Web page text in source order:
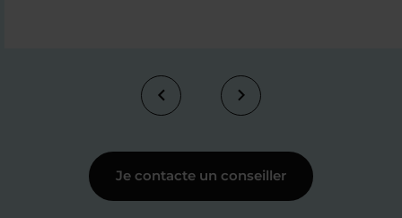
Je contacte un conseiller